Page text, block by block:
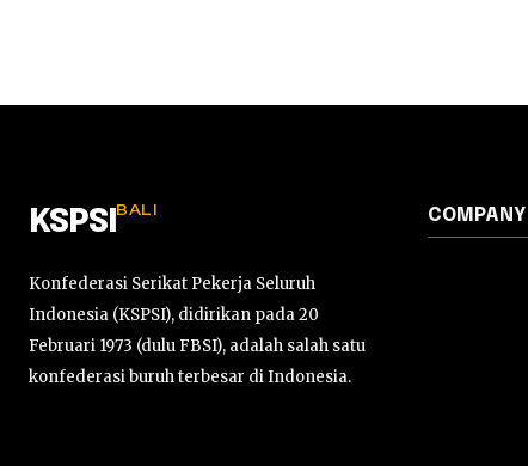
KSPSI BALI
Konfederasi Serikat Pekerja Seluruh
Indonesia (KSPSI), didirikan pada 20
Februari 1973 (dulu FBSI), adalah salah satu
konfederasi buruh terbesar di Indonesia.
COMPANY